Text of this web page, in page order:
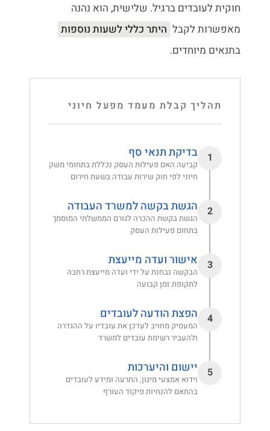
חוקית לעובדים ברגיל. שלישית, הוא נהנה
מאפשרות לקבל היתר כללי לשעות נוספות
בתנאים מיוחדים.
תהליך קבלת מעמד מפעל חיוני
1 בדיקת תנאי סף
קביעה האם פעילות העסק נכללת בתחומי משק
חיוני לפי חוק שירות עבודה בשעת חירום
2 הגשת בקשה למשרד העבודה
הגשת בקשת ההכרה לגורם הממשלתי המוסמך
בתחום פעילות העסק
3 אישור ועדה מייעצת
הבקשה נבחנת על ידי ועדה מייעצת רחבה
לתקופת זמן קבועה
4 הפצת הודעה לעובדים
המעסיק מחויב לעדכן את עובדיו על ההגדרה
ולהעביר רשימת עובדים למשרד
5 יישום והיערכות
וידוא אמצעי מיגון, התרעה ומידע לעובדים
בהתאם להנחיות פיקוד העורף